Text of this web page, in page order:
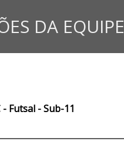
DA EQUIPE
- Futsal - Sub-11